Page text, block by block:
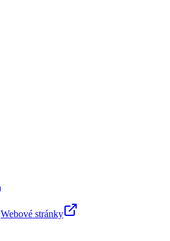
Webové stránky